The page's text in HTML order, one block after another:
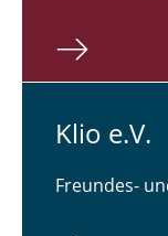
Klio e.V.
Freundes-